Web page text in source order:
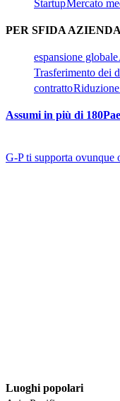
Startup​​Mercato
PER SFIDA
espansione globale​​
Trasferimento dei
contratto​​
Assumi in più di
G-P ti supporta ovunque
Luoghi popolari​​